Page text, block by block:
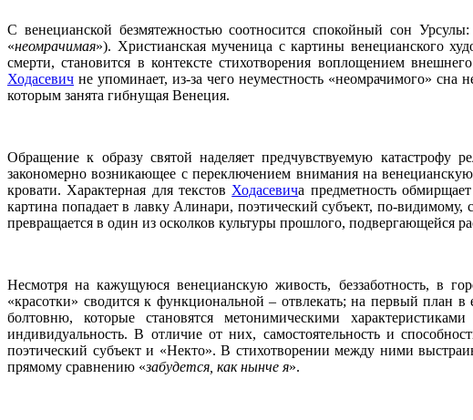
С венецианской безмятежностью соотносится спокойный сон
«неомрачимая»). Христианская мученица с картины венецианского
смерти, становится в контексте стихотворения воплощением
Ходасевич не упоминает, из-за чего неуместность «неомрачимого»
которым занята гибнущая Венеция.
Обращение к образу святой наделяет предчувствуемую катастрофу
закономерно возникающее с переключением внимания на
кровати. Характерная для текстов Ходасевича предметность
картина попадает в лавку Алинари, поэтический субъект, по-видимому,
превращается в один из осколков культуры прошлого, подвергающейся
Несмотря на кажущуюся венецианскую живость, беззаботность, в
«красотки» сводится к функциональной – отвлекать; на первый план
болтовню, которые становятся метонимическими
индивидуальность. В отличие от них, самостоятельность и
поэтический субъект и «Некто». В стихотворении между ними
прямому сравнению «забудется, как нынче я».